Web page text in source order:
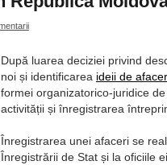
După luarea deciziei privind
noi și identificarea ideii de
formei organizatorico-juridice
activității și înregistrarea
Înregistrarea unei afaceri se
Înregistrării de Stat și la oficiile